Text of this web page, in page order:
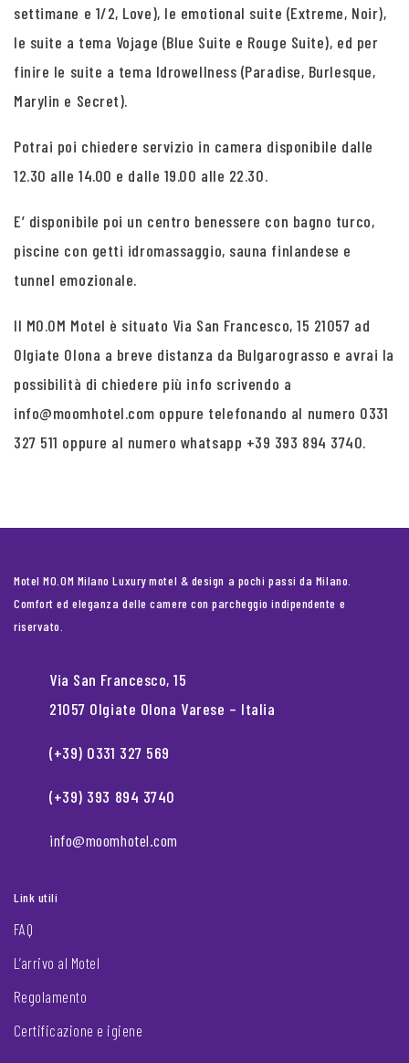
settimane e 1/2, Love), le emotional suite (Extreme, Noir),
le suite a tema Vojage (Blue Suite e Rouge Suite), ed per
finire le suite a tema Idrowellness (Paradise, Burlesque,
Marylin e Secret).
Potrai poi chiedere servizio in camera disponibile dalle
12.30 alle 14.00 e dalle 19.00 alle 22.30.
E’ disponibile poi un centro benessere con bagno turco,
piscine con getti idromassaggio, sauna finlandese e
tunnel emozionale.
Il MO.OM Motel è situato Via San Francesco, 15 21057 ad
Olgiate Olona a breve distanza da Bulgarograsso e avrai la
possibilità di chiedere più info scrivendo a
info@moomhotel.com oppure telefonando al numero 0331
327 511 oppure al numero whatsapp +39 393 894 3740.
Motel MO.OM Milano Luxury motel & design a pochi passi da Milano.
Comfort ed eleganza delle camere con parcheggio indipendente e
riservato.
Via San Francesco, 15
21057 Olgiate Olona Varese – Italia
(+39) 0331 327 569
(+39) 393 894 3740
info@moomhotel.com
Link utili
FAQ
L’arrivo al Motel
Regolamento
Certificazione e igiene